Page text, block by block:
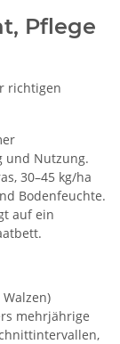
Pflege
richtigen
und Nutzung.
30–45 kg/ha
Bodenfeuchte.
auf ein
mehrjährige